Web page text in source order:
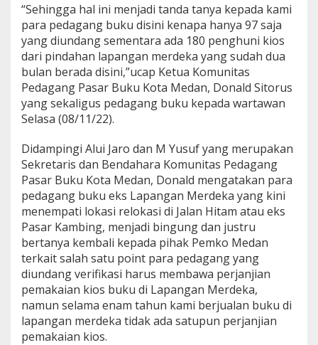
P
e
r
i
h
a
S
u
r
a
t
U
n
d
a
n
g
a
n
V
e
r
i
f
“Sehingga hal ini menjadi tanda tanya kepada kami
para pedagang buku disini kenapa hanya 97 saja
yang diundang sementara ada 180 penghuni kios
dari pindahan lapangan merdeka yang sudah dua
bulan berada disini,”ucap Ketua Komunitas
Pedagang Pasar Buku Kota Medan, Donald Sitorus
yang sekaligus pedagang buku kepada wartawan
Selasa (08/11/22).
Didampingi Alui Jaro dan M Yusuf yang merupakan
Sekretaris dan Bendahara Komunitas Pedagang
Pasar Buku Kota Medan, Donald mengatakan para
pedagang buku eks Lapangan Merdeka yang kini
menempati lokasi relokasi di Jalan Hitam atau eks
Pasar Kambing, menjadi bingung dan justru
bertanya kembali kepada pihak Pemko Medan
terkait salah satu point para pedagang yang
diundang verifikasi harus membawa perjanjian
pemakaian kios buku di Lapangan Merdeka,
namun selama enam tahun kami berjualan buku di
lapangan merdeka tidak ada satupun perjanjian
pemakaian kios.